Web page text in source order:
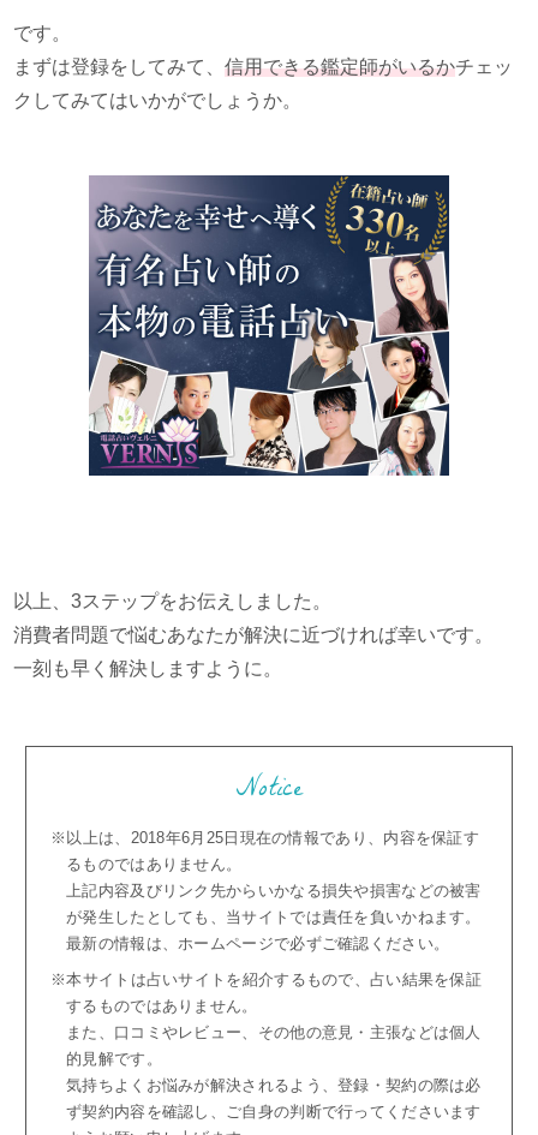
です。
まずは登録をしてみて、 信用できる鑑定師がいるかチェッ
クしてみてはいかがでしょうか。
以上、3ステップをお伝えしました。
消費者問題で悩むあなたが解決に近づければ幸いです。
一刻も早く解決しますように。
Notice
※以上は、2018年6月25日現在の情報であり、内容を保証す
るものではありません。
上記内容及びリンク先からいかなる損失や損害などの被害
が発生したとしても、当サイトでは責任を負いかねます。
最新の情報は、ホームページで必ずご確認ください。
※本サイトは占いサイトを紹介するもので、占い結果を保証
するものではありません。
また、口コミやレビュー、その他の意見・主張などは個人
的見解です。
気持ちよくお悩みが解決されるよう、登録・契約の際は必
ず契約内容を確認し、ご自身の判断で行ってくださいます